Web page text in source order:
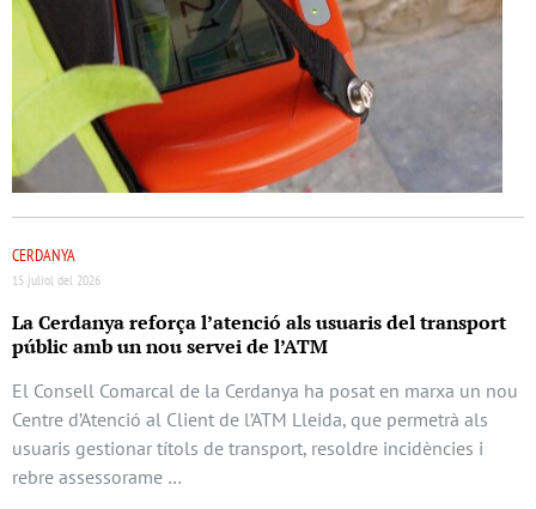
CERDANYA
15 juliol del 2026
La Cerdanya reforça l’atenció als usuaris del transport
públic amb un nou servei de l’ATM
El Consell Comarcal de la Cerdanya ha posat en marxa un nou
Centre d’Atenció al Client de l’ATM Lleida, que permetrà als
usuaris gestionar títols de transport, resoldre incidències i
rebre assessorame …